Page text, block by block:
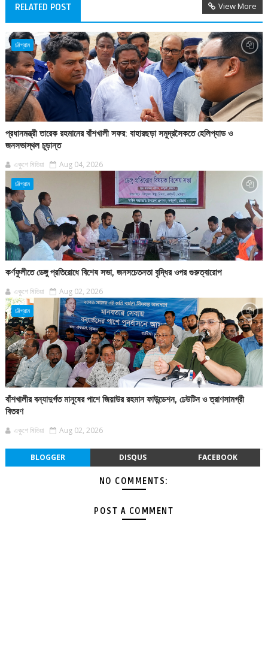
RELATED POST View More
চট্টগ্রাম
প্রধানমন্ত্রী তারেক রহমানের বাঁশখালী সফর: বাহারছড়া সমুদ্রসৈকতে হেলিপ্যাড ও
জনসভাস্থল চূড়ান্ত
একুশে মিডিয়া Aug 04, 2026
চট্টগ্রাম
কর্ণফুলীতে ডেঙ্গু প্রতিরোধে বিশেষ সভা, জনসচেতনতা বৃদ্ধির ওপর গুরুত্বারোপ
একুশে মিডিয়া Aug 02, 2026
চট্টগ্রাম
বাঁশখালীর বন্যাদুর্গত মানুষের পাশে জিয়াউর রহমান ফাউন্ডেশন, ঢেউটিন ও ত্রাণসামগ্রী
বিতরণ
একুশে মিডিয়া Aug 02, 2026
BLOGGER DISQUS FACEBOOK
NO COMMENTS:
POST A COMMENT